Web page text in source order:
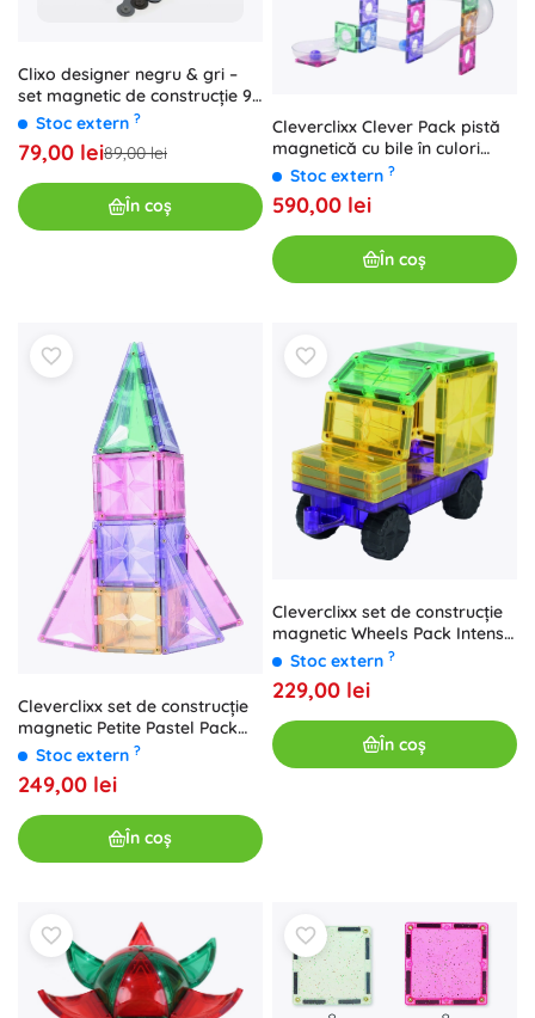
Clixo designer negru & gri –
set magnetic de construcție 9
piese
Stoc extern ?
79,00 lei89,00 lei
În coș
Cleverclixx Clever Pack pistă
magnetică cu bile în culori
pastel, 110 piese
Stoc extern ?
590,00 lei
În coș
Cleverclixx set de construcție
magnetic Petite Pastel Pack
(36 piese)
Stoc extern ?
249,00 lei
În coș
Cleverclixx set de construcție
magnetic Wheels Pack Intense
(25 buc.)
Stoc extern ?
229,00 lei
În coș